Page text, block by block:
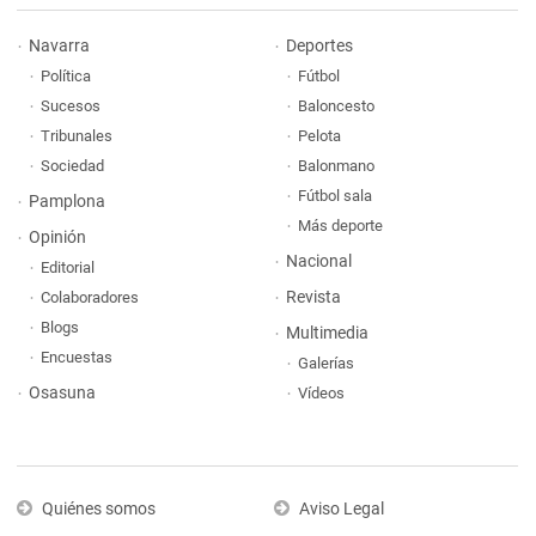
Navarra
Política
Sucesos
Tribunales
Sociedad
Pamplona
Opinión
Editorial
Colaboradores
Blogs
Encuestas
Osasuna
Deportes
Fútbol
Baloncesto
Pelota
Balonmano
Fútbol sala
Más deporte
Nacional
Revista
Multimedia
Galerías
Vídeos
Quiénes somos Aviso Legal